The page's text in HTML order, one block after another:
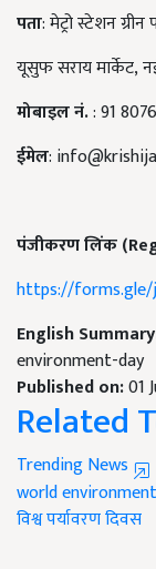
पता: मेट्रो स्टेशन
यूसुफ सराय मार्केट,
मोबाइल नं.: 91
ईमेल:
पंजीकरण लिंक
https://forms.gle/
English
environment-day
Published on:01
Related
Trending News
world
विश्व पर्यावरण दिवस